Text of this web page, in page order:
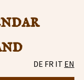
DE FR IT EN